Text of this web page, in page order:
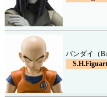
バンダイ（